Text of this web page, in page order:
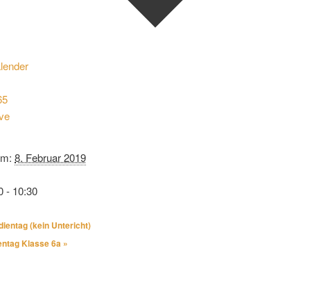
8. Februar 2019
- 10:30
(kein Untericht)
Klasse 6a »